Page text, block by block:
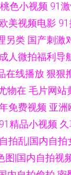
色小视频 91
欧美视频电影
另类 国产刺激
成人微拍福利导
在线播放 狠狠
物在 毛片网站
免费视频 亚洲
91精品小视频
拍乱|国内自
图|国内自拍视